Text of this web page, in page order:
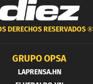
DERECHOS RESERVADOS ®
GRUPO OPSA
LAPRENSA.HN